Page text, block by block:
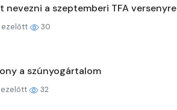
nevezni a szeptemberi TFA versenyre
ezelőtt 30
a szúnyogártalom
ezelőtt 32